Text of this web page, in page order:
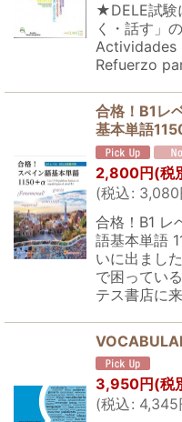
★DELE試験
く・話す」
Actividades
Refuerzo
合格！B1レ
基本単語
2,800円(税
(税込: 3,080
合格！B1 レ
語基本単語
いに出まし
で困ってい
テス書店に
3,950円(税
(税込: 4,345